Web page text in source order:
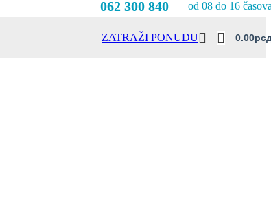
062 300 840 od 08 do 16
ZATRAŽI PONUDU 0.00